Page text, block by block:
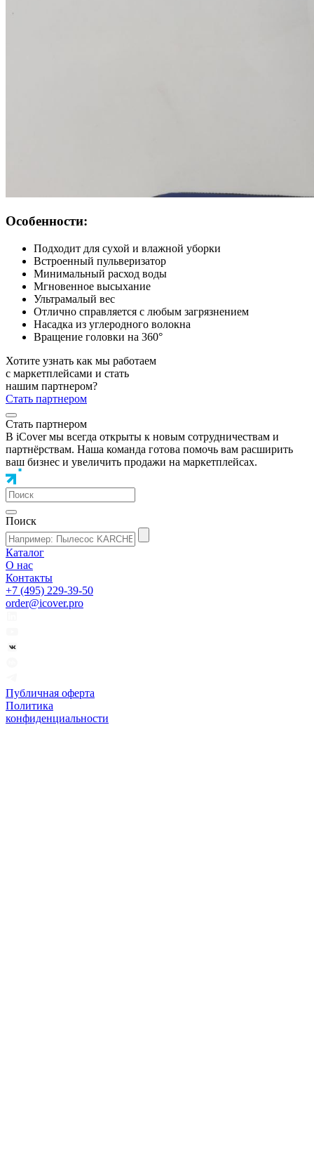
Особенности:
Подходит для сухой и влажной уборки
Встроенный пульверизатор
Минимальный расход воды
Мгновенное высыхание
Ультрамалый вес
Отлично справляется с любым загрязнением
Насадка из углеродного волокна
Вращение головки на 360°
Хотите узнать как мы работаем
с маркетплейсами и стать
нашим партнером?
Стать партнером
Стать партнером
В iCover мы всегда открыты к новым сотрудничествам и
партнёрствам. Наша команда готова помочь вам расширить
ваш бизнес и увеличить продажи на маркетплейсах.
Поиск
Каталог
О нас
Контакты
+7 (495) 229-39-50
order@icover.pro
Публичная оферта
Политика
конфиденциальности